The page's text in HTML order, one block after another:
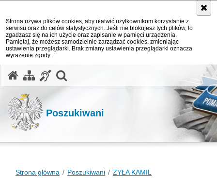
Strona używa plików cookies, aby ułatwić użytkownikom korzystanie z
serwisu oraz do celów statystycznych. Jeśli nie blokujesz tych plików, to
zgadzasz się na ich użycie oraz zapisanie w pamięci urządzenia.
Pamiętaj, że możesz samodzielnie zarządzać cookies, zmieniając
ustawienia przeglądarki. Brak zmiany ustawienia przeglądarki oznacza
wyrażenie zgody.
Poszukiwani
Strona główna Poszukiwani ŻYŁA KAMIL